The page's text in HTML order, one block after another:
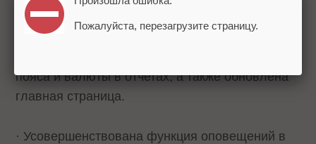
издателями.
пояса и валюты в отчетах, а также обновлена
главная страница.
· Усовершенствована функция оповещений в
Пожалуйста, перезагрузите страницу.